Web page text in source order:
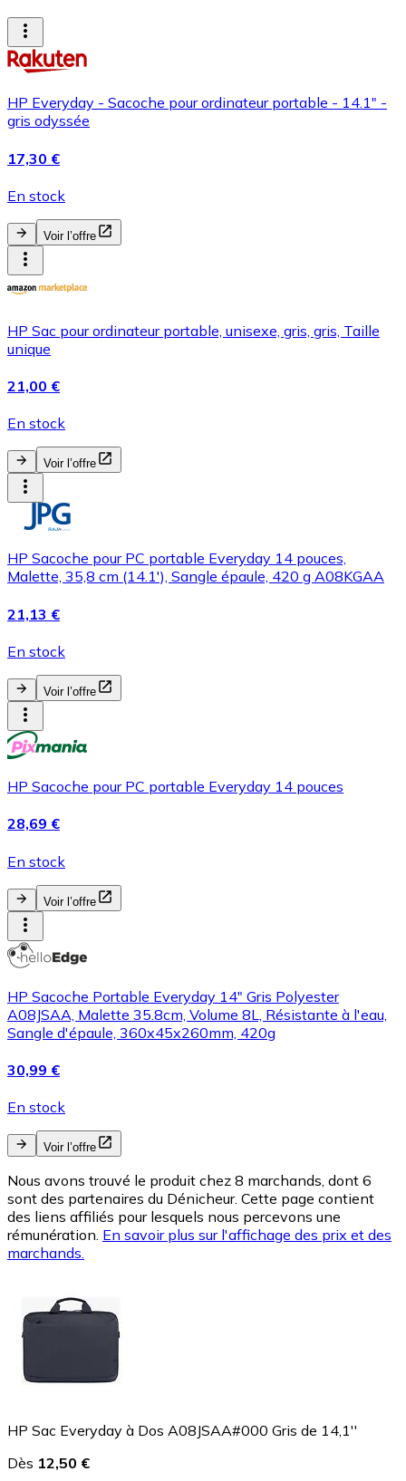
HP Everyday - Sacoche pour ordinateur portable - 14.1" -
gris odyssée
17,30 €
En stock
Voir l’offre
HP Sac pour ordinateur portable, unisexe, gris, gris, Taille
unique
21,00 €
En stock
Voir l’offre
HP Sacoche pour PC portable Everyday 14 pouces,
Malette, 35,8 cm (14.1'), Sangle épaule, 420 g A08KGAA
21,13 €
En stock
Voir l’offre
HP Sacoche pour PC portable Everyday 14 pouces
28,69 €
En stock
Voir l’offre
HP Sacoche Portable Everyday 14" Gris Polyester
A08JSAA, Malette 35.8cm, Volume 8L, Résistante à l'eau,
Sangle d'épaule, 360x45x260mm, 420g
30,99 €
En stock
Voir l’offre
Nous avons trouvé le produit chez 8 marchands, dont 6
sont des partenaires du Dénicheur. Cette page contient
des liens affiliés pour lesquels nous percevons une
rémunération. En savoir plus sur l'affichage des prix et des
marchands.
HP Sac Everyday à Dos A08JSAA#000 Gris de 14,1''
Dès 12,50 €